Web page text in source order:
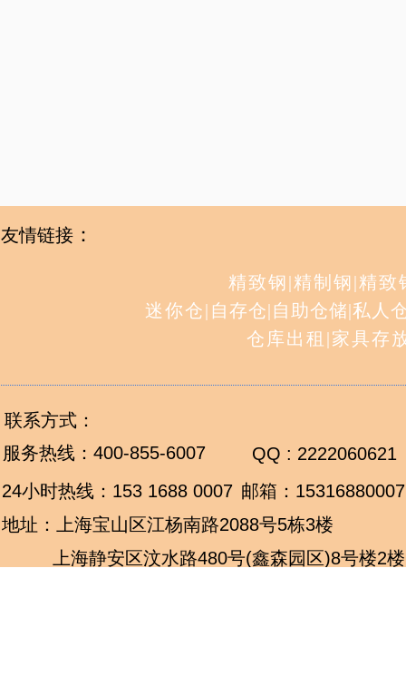
邮箱：
精致钢|精制钢|精致
迷你仓| 自存仓| 自助仓储|私人
仓库出租 |家具存
服务热线： 400-855-6007
24小时热线： 153 1688 0007
友情链接 ：
QQ : 2222060621
上海静安区汶水路480号(鑫森园区)8号楼2楼
地址：上海宝山区江杨南路2088号5栋3楼
联系方式：